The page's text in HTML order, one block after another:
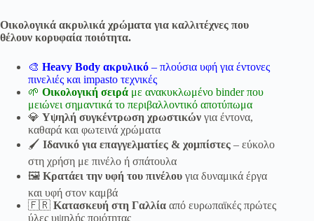
was:
€5.99.
τιμή
είναι:
€4.90.
Οικολογικά ακρυλικά χρώματα για καλλιτέχνες που
θέλουν κορυφαία ποιότητα.
🎨 Heavy Body ακρυλικό – πλούσια υφή για έντονες
πινελιές και impasto τεχνικές
🌱 Οικολογική σειρά με ανακυκλωμένο binder που
μειώνει σημαντικά το περιβαλλοντικό αποτύπωμα
💎 Υψηλή συγκέντρωση χρωστικών για έντονα,
καθαρά και φωτεινά χρώματα
🖌 Ιδανικό για επαγγελματίες & χομπίστες – εύκολο
στη χρήση με πινέλο ή σπάτουλα
🖼 Κρατάει την υφή του πινέλου για δυναμικά έργα
και υφή στον καμβά
🇫🇷 Κατασκευή στη Γαλλία από ευρωπαϊκές πρώτες
ύλες υψηλής ποιότητας